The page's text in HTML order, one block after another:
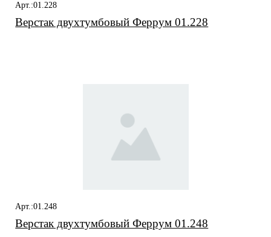
Арт.:01.228
Верстак двухтумбовый Феррум 01.228
Арт.:01.248
Верстак двухтумбовый Феррум 01.248